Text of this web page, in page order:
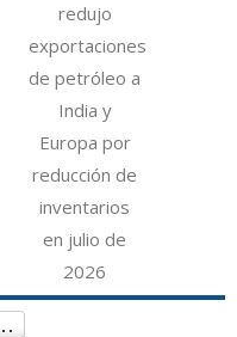
redujo
exportaciones
de petróleo a
India y
Europa por
reducción de
inventarios
en julio de
2026